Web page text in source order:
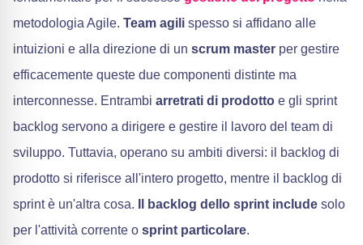
metodologia Agile. Team agili spesso si affidano alle
intuizioni e alla direzione di un scrum master per gestire
efficacemente queste due componenti distinte ma
interconnesse. Entrambi arretrati di prodotto e gli sprint
backlog servono a dirigere e gestire il lavoro del team di
sviluppo. Tuttavia, operano su ambiti diversi: il backlog di
prodotto si riferisce all'intero progetto, mentre il backlog di
sprint è un'altra cosa.
Il backlog dello sprint include solo
per l'attività corrente o sprint particolare.